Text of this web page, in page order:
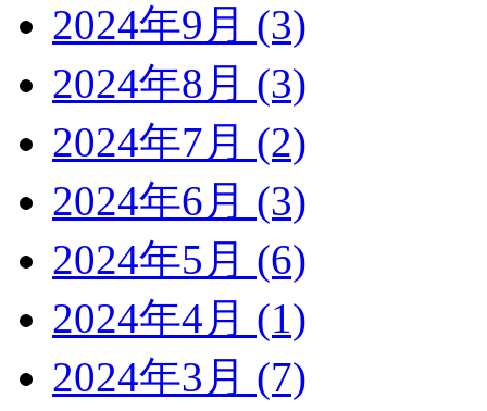
2024年9月 (3)
2024年8月 (3)
2024年7月 (2)
2024年6月 (3)
2024年5月 (6)
2024年4月 (1)
2024年3月 (7)